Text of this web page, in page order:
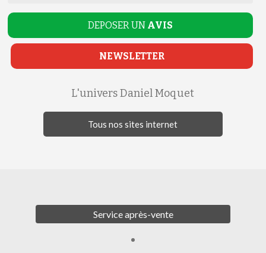
DEPOSER UN AVIS
NEWSLETTER
L'univers Daniel Moquet
Tous nos sites internet
Service après-vente